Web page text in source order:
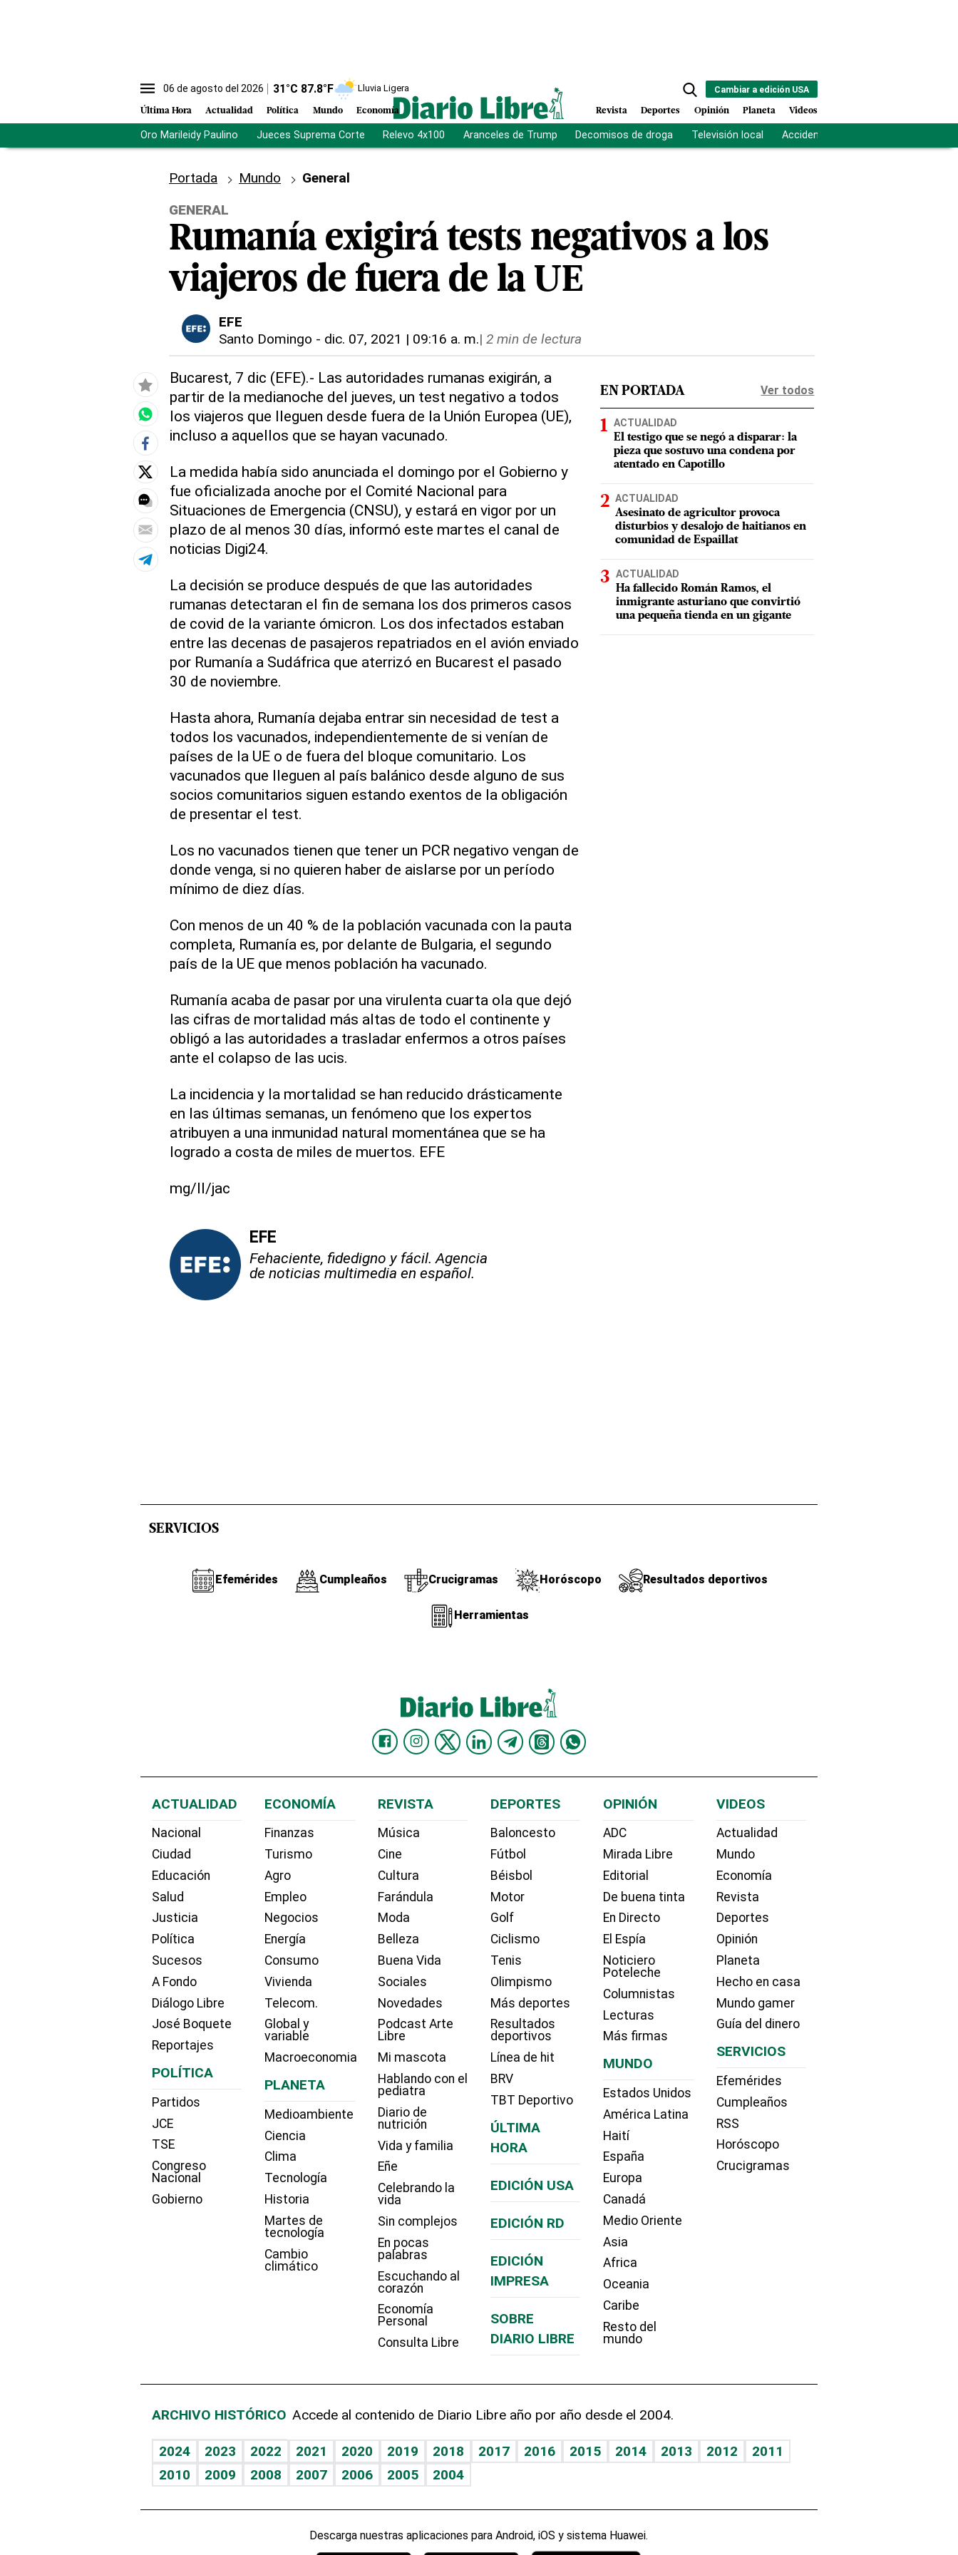
06 de agosto del 2026 31°C 87.8°F Lluvia Ligera
Última Hora Actualidad Política Mundo Economía
Cambiar a edición USA
Revista Deportes Opinión Planeta Videos
Oro Marileidy Paulino Jueces Suprema Corte Relevo 4x100 Aranceles de Trump Decomisos de droga Televisión local Accidente Los Ríos
Portada Mundo
General
GENERAL
Rumanía exigirá tests negativos a los
viajeros de fuera de la UE
EFE
Santo Domingo - dic. 07, 2021 | 09:16 a. m.| 2 min de lectura
Bucarest, 7 dic (EFE).- Las autoridades rumanas exigirán, a
partir de la medianoche del jueves, un test negativo a todos
los viajeros que lleguen desde fuera de la Unión Europea (UE),
incluso a aquellos que se hayan vacunado.
La medida había sido anunciada el domingo por el Gobierno y
fue oficializada anoche por el Comité Nacional para
Situaciones de Emergencia (CNSU), y estará en vigor por un
plazo de al menos 30 días, informó este martes el canal de
noticias Digi24.
La decisión se produce después de que las autoridades
rumanas detectaran el fin de semana los dos primeros casos
de covid de la variante ómicron. Los dos infectados estaban
entre las decenas de pasajeros repatriados en el avión enviado
por Rumanía a Sudáfrica que aterrizó en Bucarest el pasado
30 de noviembre.
Hasta ahora, Rumanía dejaba entrar sin necesidad de test a
todos los vacunados, independientemente de si venían de
países de la UE o de fuera del bloque comunitario. Los
vacunados que lleguen al país balánico desde alguno de sus
socios comunitarios siguen estando exentos de la obligación
de presentar el test.
Los no vacunados tienen que tener un PCR negativo vengan de
donde venga, si no quieren haber de aislarse por un período
mínimo de diez días.
Con menos de un 40 % de la población vacunada con la pauta
completa, Rumanía es, por delante de Bulgaria, el segundo
país de la UE que menos población ha vacunado.
Rumanía acaba de pasar por una virulenta cuarta ola que dejó
las cifras de mortalidad más altas de todo el continente y
obligó a las autoridades a trasladar enfermos a otros países
ante el colapso de las ucis.
La incidencia y la mortalidad se han reducido drásticamente
en las últimas semanas, un fenómeno que los expertos
atribuyen a una inmunidad natural momentánea que se ha
logrado a costa de miles de muertos. EFE
mg/ll/jac
EFE
Fehaciente, fidedigno y fácil. Agencia
de noticias multimedia en español.
EN PORTADA Ver todos
ACTUALIDAD
El testigo que se negó a disparar: la
pieza que sostuvo una condena por
atentado en Capotillo
ACTUALIDAD
Asesinato de agricultor provoca
disturbios y desalojo de haitianos en
comunidad de Espaillat
ACTUALIDAD
Ha fallecido Román Ramos, el
inmigrante asturiano que convirtió
una pequeña tienda en un gigante
SERVICIOS
Efemérides Cumpleaños Crucigramas Horóscopo Resultados deportivos
Herramientas
ACTUALIDAD
Nacional
Ciudad
Educación
Salud
Justicia
Política
Sucesos
A Fondo
Diálogo Libre
José Boquete
Reportajes
POLÍTICA
Partidos
JCE
TSE
Congreso
Nacional
Gobierno
ECONOMÍA
Finanzas
Turismo
Agro
Empleo
Negocios
Energía
Consumo
Vivienda
Telecom.
Global y
variable
Macroeconomia
PLANETA
Medioambiente
Ciencia
Clima
Tecnología
Historia
Martes de
tecnología
Cambio
climático
REVISTA
Música
Cine
Cultura
Farándula
Moda
Belleza
Buena Vida
Sociales
Novedades
Podcast Arte
Libre
Mi mascota
Hablando con el
pediatra
Diario de
nutrición
Vida y familia
Eñe
Celebrando la
vida
Sin complejos
En pocas
palabras
Escuchando al
corazón
Economía
Personal
Consulta Libre
DEPORTES
Baloncesto
Fútbol
Béisbol
Motor
Golf
Ciclismo
Tenis
Olimpismo
Más deportes
Resultados
deportivos
Línea de hit
BRV
TBT Deportivo
ÚLTIMA
HORA
EDICIÓN USA
EDICIÓN RD
EDICIÓN
IMPRESA
SOBRE
DIARIO LIBRE
OPINIÓN
ADC
Mirada Libre
Editorial
De buena tinta
En Directo
El Espía
Noticiero
Poteleche
Columnistas
Lecturas
Más firmas
MUNDO
Estados Unidos
América Latina
Haití
España
Europa
Canadá
Medio Oriente
Asia
Africa
Oceania
Caribe
Resto del
mundo
VIDEOS
Actualidad
Mundo
Economía
Revista
Deportes
Opinión
Planeta
Hecho en casa
Mundo gamer
Guía del dinero
SERVICIOS
Efemérides
Cumpleaños
RSS
Horóscopo
Crucigramas
ARCHIVO HISTÓRICO Accede al contenido de Diario Libre año por año desde el 2004.
2024 2023 2022 2021 2020 2019 2018 2017 2016 2015 2014 2013 2012
2011
2010
2009 2008 2007 2006 2005 2004
Descarga nuestras aplicaciones para Android, iOS y sistema Huawei.